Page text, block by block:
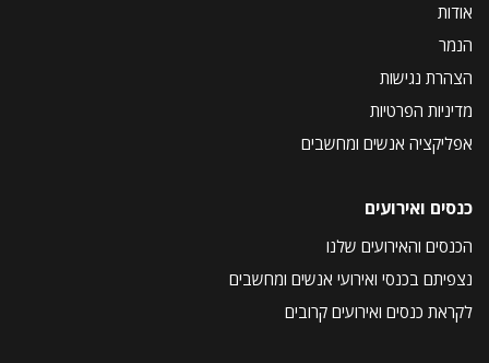
אודות
הנמר
הצהרת נגישות
מדיניות הפרטיות
אפליקציה אנשים ומחשבים
כנסים ואירועים
הכנסים והאירועים שלנו
נצפיתם בכנסי ואירועי אנשים ומחשבים
לקראת כנסים ואירועים קרובים